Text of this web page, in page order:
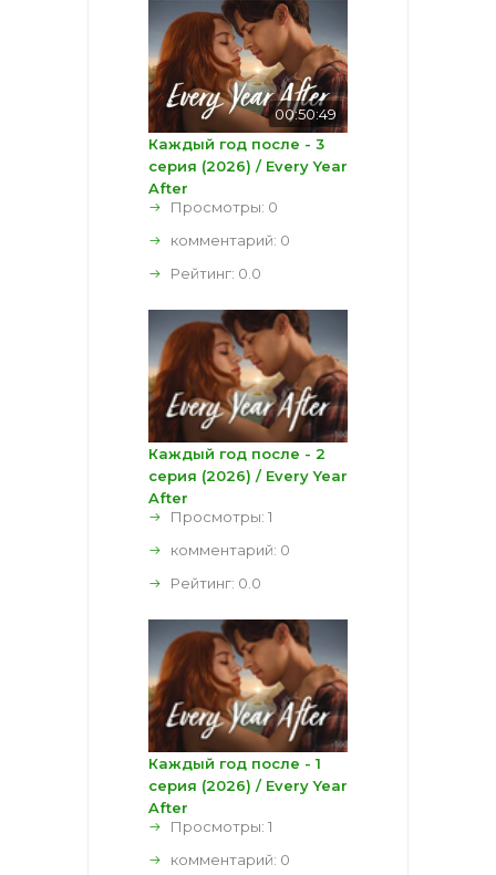
00:50:49
Каждый год после - 3
серия (2026) / Every Year
After
Просмотры: 0
комментарий: 0
Рейтинг: 0.0
Каждый год после - 2
серия (2026) / Every Year
After
Просмотры: 1
комментарий: 0
Рейтинг: 0.0
Каждый год после - 1
серия (2026) / Every Year
After
Просмотры: 1
комментарий: 0